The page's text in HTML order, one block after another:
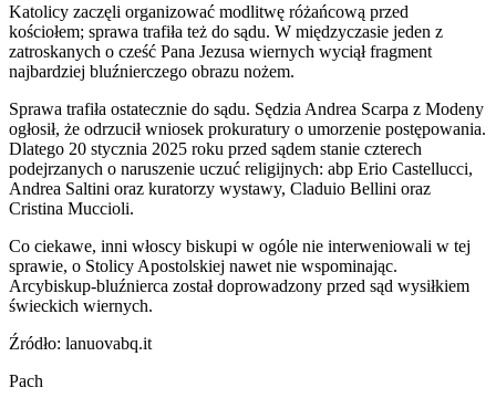
Katolicy zaczęli organizować modlitwę różańcową przed
kościołem; sprawa trafiła też do sądu. W międzyczasie jeden z
zatroskanych o cześć Pana Jezusa wiernych wyciął fragment
najbardziej bluźnierczego obrazu nożem.
Sprawa trafiła ostatecznie do sądu. Sędzia Andrea Scarpa z Modeny
ogłosił, że odrzucił wniosek prokuratury o umorzenie postępowania.
Dlatego 20 stycznia 2025 roku przed sądem stanie czterech
podejrzanych o naruszenie uczuć religijnych: abp Erio Castellucci,
Andrea Saltini oraz kuratorzy wystawy, Claduio Bellini oraz
Cristina Muccioli.
Co ciekawe, inni włoscy biskupi w ogóle nie interweniowali w tej
sprawie, o Stolicy Apostolskiej nawet nie wspominając.
Arcybiskup-bluźnierca został doprowadzony przed sąd wysiłkiem
świeckich wiernych.
Źródło: lanuovabq.it
Pach